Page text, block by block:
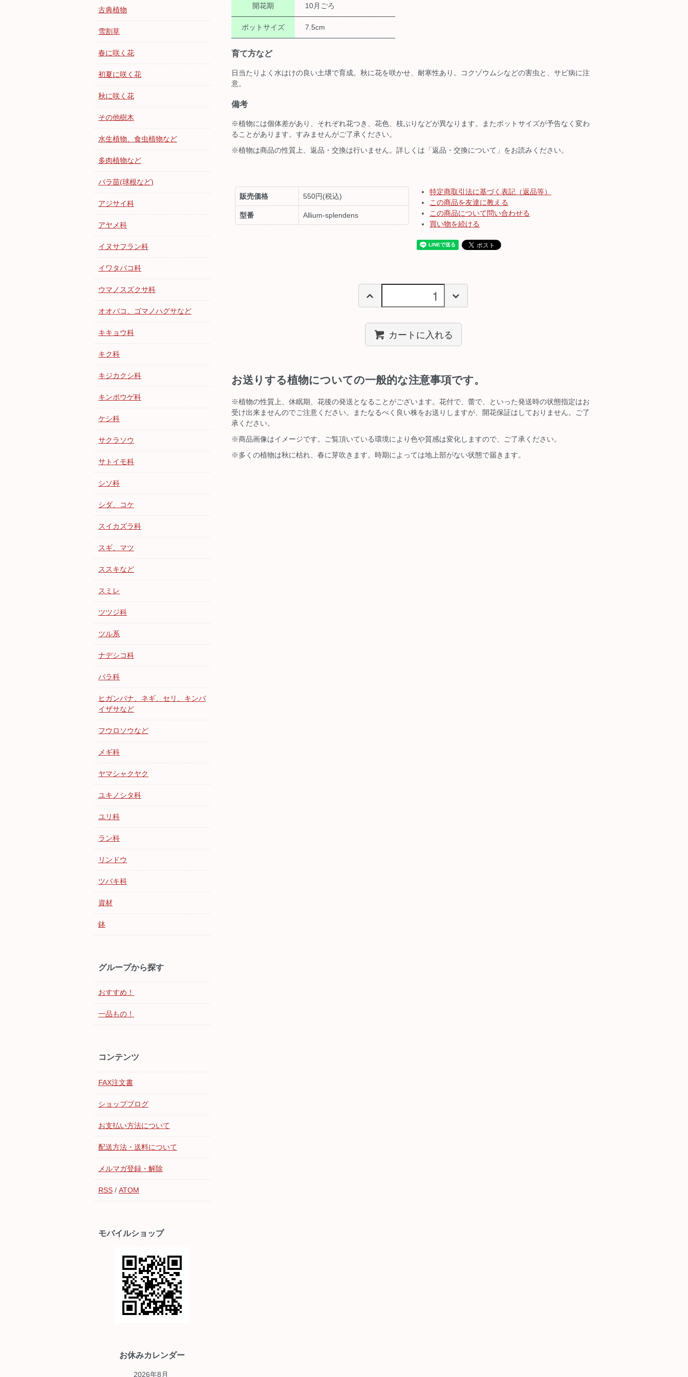
開花期 10月ごろ
ポットサイズ 7.5cm
育て方など
日当たりよく水はけの良い土壌で育成。秋に花を咲かせ、耐寒性あり。コクゾウムシなどの害虫と、サビ病に注
意。
備考
※植物には個体差があり、それぞれ花つき、花色、枝ぶりなどが異なります。またポットサイズが予告なく変わ
ることがあります。すみませんがご了承ください。
※植物は商品の性質上、返品・交換は行いません。詳しくは「返品・交換について」をお読みください。
販売価格 550円(税込)
型番 Allium-splendens
特定商取引法に基づく表記（返品等）
この商品を友達に教える
この商品について問い合わせる
買い物を続ける
カートに入れる
お送りする植物についての一般的な注意事項です。
※植物の性質上、休眠期、花後の発送となることがございます。花付で、蕾で、といった発送時の状態指定はお
受け出来ませんのでご注意ください。またなるべく良い株をお送りしますが、開花保証はしておりません。ご了
承ください。
※商品画像はイメージです。ご覧頂いている環境により色や質感は変化しますので、ご了承ください。
※多くの植物は秋に枯れ、春に芽吹きます。時期によっては地上部がない状態で届きます。
古典植物
雪割草
春に咲く花
初夏に咲く花
秋に咲く花
その他樹木
水生植物、食虫植物など
多肉植物など
バラ苗(球根など)
アジサイ科
アヤメ科
イヌサフラン科
イワタバコ科
ウマノスズクサ科
オオバコ、ゴマノハグサなど
キキョウ科
キク科
キジカクシ科
キンポウゲ科
ケシ科
サクラソウ
サトイモ科
シソ科
シダ、コケ
スイカズラ科
スギ、マツ
ススキなど
スミレ
ツツジ科
ツル系
ナデシコ科
バラ科
ヒガンバナ、ネギ、セリ、キンバ
イザサなど
フウロソウなど
メギ科
ヤマシャクヤク
ユキノシタ科
ユリ科
ラン科
リンドウ
ツバキ科
資材
鉢
グループから探す
おすすめ！
一品もの！
コンテンツ
FAX注文書
ショップブログ
お支払い方法について
配送方法・送料について
メルマガ登録・解除
RSS / ATOM
モバイルショップ
お休みカレンダー
2026年8月